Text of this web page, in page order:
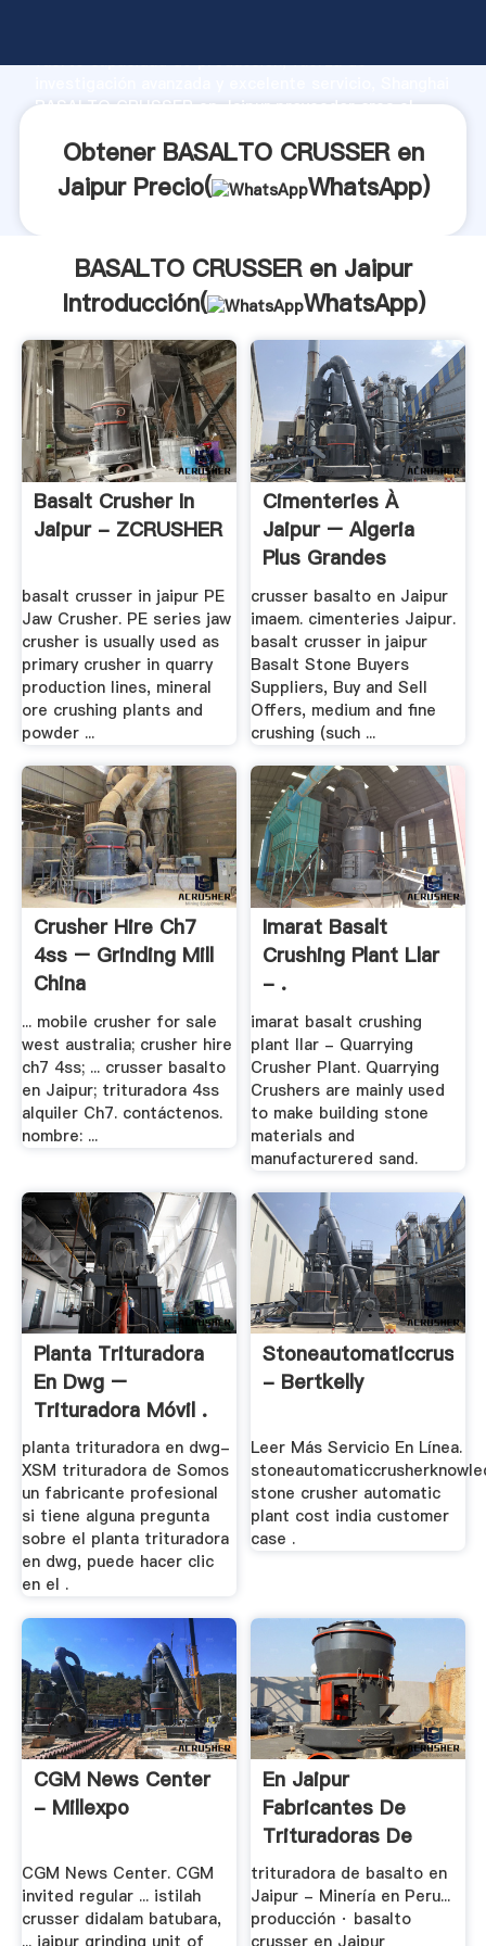
fuerte capacidad de producción, fuerza de
BASALTO CRUSSER en Jaipur proveedor crea el
Obtener BASALTO CRUSSER en
Jaipur Precio(
WhatsApp)
BASALTO CRUSSER en Jaipur
Introducción(
WhatsApp)
Basalt Crusher In
Jaipur - ZCRUSHER
basalt crusser in jaipur PE
Jaw Crusher. PE series jaw
crusher is usually used as
primary crusher in quarry
production lines, mineral
ore crushing plants and
powder ...
Cimenteries À
Jaipur – Algeria
Plus Grandes
Usines .
crusser basalto en Jaipur
imaem. cimenteries Jaipur.
basalt crusser in jaipur
Basalt Stone Buyers
Suppliers, Buy and Sell
Offers, medium and fine
crushing (such ...
Crusher Hire Ch7
4ss – Grinding Mill
China
... mobile crusher for sale
west australia; crusher hire
ch7 4ss; ... crusser basalto
en Jaipur; trituradora 4ss
alquiler Ch7. contáctenos.
nombre: ...
Imarat Basalt
Crushing Plant Llar
- .
imarat basalt crushing
plant llar - Quarrying
Crusher Plant. Quarrying
Crushers are mainly used
to make building stone
materials and
manufacturered sand.
Planta Trituradora
En Dwg –
Trituradora Móvil .
planta trituradora en dwg-
XSM trituradora de Somos
un fabricante profesional
si tiene alguna pregunta
sobre el planta trituradora
en dwg, puede hacer clic
en el .
- Bertkelly
Leer Más Servicio En Línea.
stone crusher automatic
plant cost india customer
case .
CGM News Center
- Millexpo
CGM News Center. CGM
invited regular ... istilah
crusser didalam batubara,
En Jaipur
Fabricantes De
Trituradoras De
Mandíbula
trituradora de basalto en
Jaipur - Minería en Peru...
producción · basalto